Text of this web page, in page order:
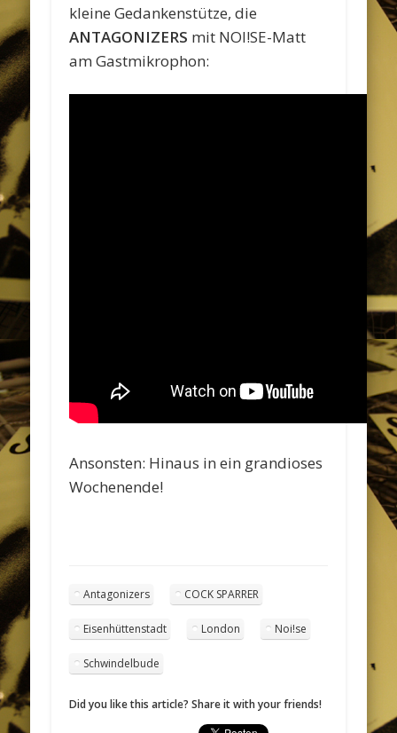
kleine Gedankenstütze, die
ANTAGONIZERS mit NOI!SE-Matt
am Gastmikrophon:
Ansonsten: Hinaus in ein grandioses
Wochenende!
Antagonizers COCK SPARRER
Eisenhüttenstadt London Noi!se
Schwindelbude
Did you like this article? Share it with your friends!